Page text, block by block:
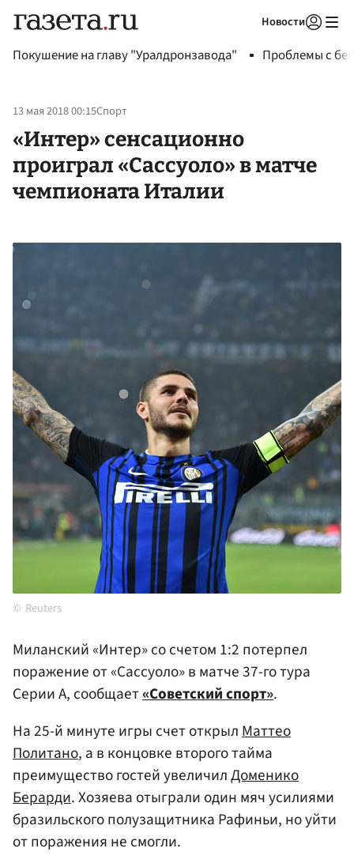
Новости
Покушение на главу "Уралдронзавода" Проблемы с
13 мая 2018 00:15Спорт
«Интер» сенсационно
проиграл «Сассуоло» в матче
чемпионата Италии
Reuters
Миланский «Интер» со счетом 1:2 потерпел
поражение от «Сассуоло» в матче 37-го тура
Серии А, сообщает«Советский спорт».
На 25-й минуте игры счет открылМаттео
Политано, а в концовке второго тайма
преимущество гостей увеличилДоменико
Берарди. Хозяева отыграли один мяч усилиями
бразильского полузащитника Рафиньи, но уйти
от поражения не смогли.